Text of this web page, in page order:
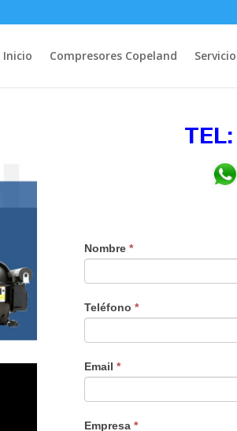
Inicio Compresores Copeland
Nombre *
Teléfono *
Email *
Empresa *